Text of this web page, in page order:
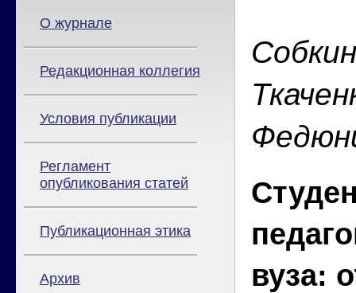
О журнале
Редакционная коллегия
Условия публикации
Регламент
опубликования статей
Публикационная этика
Архив
вуза: